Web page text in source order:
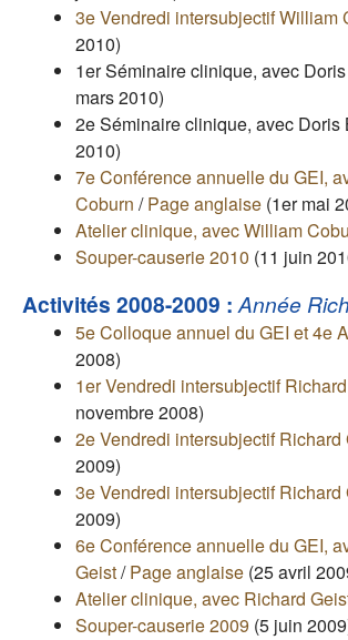
3e Vendredi intersubjectif William
2010)
1er Séminaire clinique, avec
mars 2010)
2e Séminaire clinique, avec Doris
2010)
7e Conférence annuelle du GEI,
Coburn /Page anglaise (1er mai
Atelier clinique, avec William
Souper-causerie 2010 (11 juin
Activités 2008-2009 :Année
5e Colloque annuel du GEI et 4e
2008)
1er Vendredi intersubjectif
novembre 2008)
2e Vendredi intersubjectif Richard
2009)
3e Vendredi intersubjectif Richard
2009)
6e Conférence annuelle du GEI,
Geist/Page anglaise (25 avril
Atelier clinique, avec Richard
Souper-causerie 2009 (5 juin